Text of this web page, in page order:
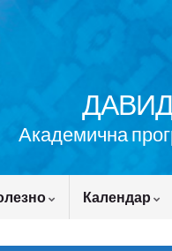
ДАВИД
Академична
Календар